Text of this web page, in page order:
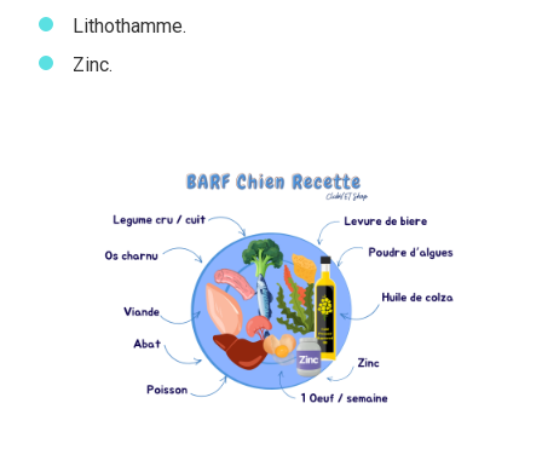
Lithothamme.
Zinc.